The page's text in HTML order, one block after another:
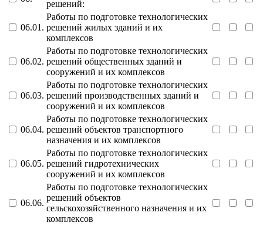
решений:
06.01.
Работы по подготовке технологических
решений жилых зданий и их
комплексов
06.02.
Работы по подготовке технологических
решений общественных зданий и
сооружений и их комплексов
06.03.
Работы по подготовке технологических
решений производственных зданий и
сооружений и их комплексов
06.04.
Работы по подготовке технологических
решений объектов транспортного
назначения и их комплексов
06.05.
Работы по подготовке технологических
решений гидротехнических
сооружений и их комплексов
06.06.
Работы по подготовке технологических
решений объектов
сельскохозяйственного назначения и их
комплексов